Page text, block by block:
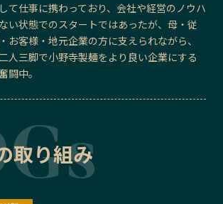
て仕事に携わっており、会社や経営のノウハ
い状態でのスタートではあったが、母・従
お客様・地元企業の方に支えられながら、
人三脚で小野寺製麺をより良い企業にする
闘中。
取り組み